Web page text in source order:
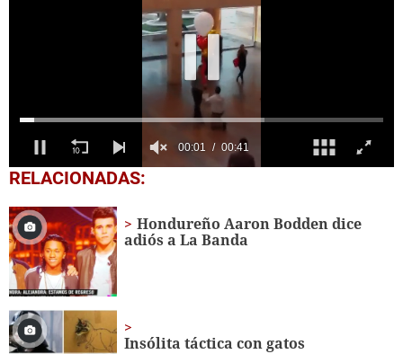
0
seconds
41
seconds
RELACIONADAS:
Hondureño Aaron Bodden dice
adiós a La Banda
Insólita táctica con gatos